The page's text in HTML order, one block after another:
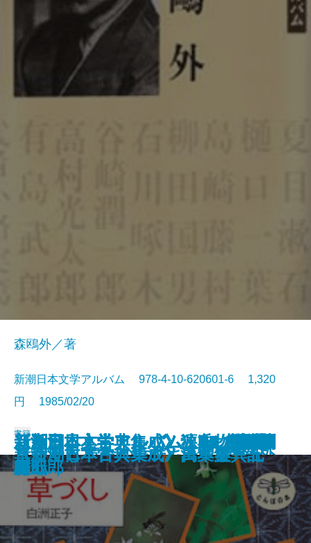
新潮日本文学アルバム 27 梶井
基次郎
《新潮日本古典集成》浄瑠璃集
新潮日本文学アルバム 28 小林
多喜二
フランス革命の女たち
新潮日本文学アルバム 30 中原
中也
新潮日本文学アルバム 3 樋口一
葉
《新潮日本古典集成》源氏物語
八
新潮日本文学アルバム 14 斎藤
茂吉
《新潮日本古典集成》狭衣物語
上
新潮日本文学アルバム 1 森鴎外
森鴎外／著
新潮日本文学アルバム 978-4-10-620601-6 1,320
円 1985/02/20
書籍
草づくし
新潮日本文学アルバム 7 谷崎潤
一郎
新潮日本文学アルバム 17 堀辰
雄
《新潮日本古典集成》日本霊異記
新潮日本文学アルバム 11 志賀
直哉
新潮日本文学アルバム 5 柳田国
男
新潮日本文学アルバム 9 有島武
郎
《新潮日本古典集成》萬葉集 五
新潮日本文学アルバム 4 島崎藤
村
新潮日本文学アルバム 18 山本
周五郎